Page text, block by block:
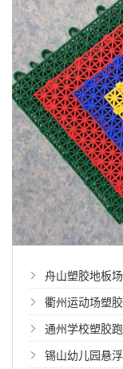
舟山塑胶地板
衢州运动场塑
通州学校塑胶
锡山幼儿园悬